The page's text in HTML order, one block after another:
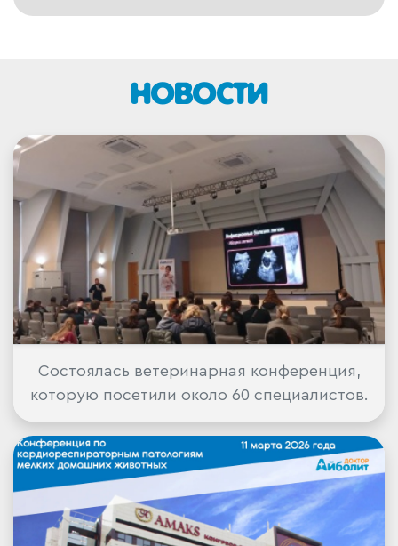
НОВОСТИ
Состоялась ветеринарная конференция,
которую посетили около 60 специалистов.